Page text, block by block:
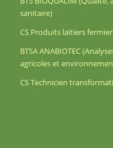
sanitaire)
CS Produits laitiers
BTSA ANABIOTEC
agricoles et
CS Technicien